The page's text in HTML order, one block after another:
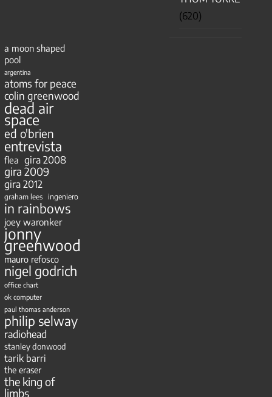
(620)
a moon shaped
pool
argentina
atoms for peace
colin greenwood
dead air
space
ed o'brien
entrevista
flea gira 2008
gira 2009
gira 2012
graham lees ingeniero
in rainbows
joey waronker
jonny
greenwood
mauro refosco
nigel godrich
office chart
ok computer
paul thomas anderson
philip selway
radiohead
stanley donwood
tarik barri
the eraser
the king of
limbs